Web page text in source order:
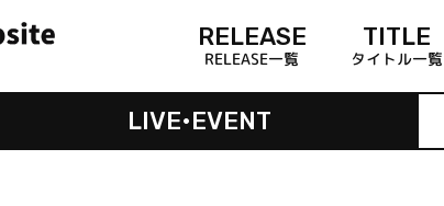
RELEASE
RELEASE一覧
TITLE
タイトル一覧
LIVE•EVENT